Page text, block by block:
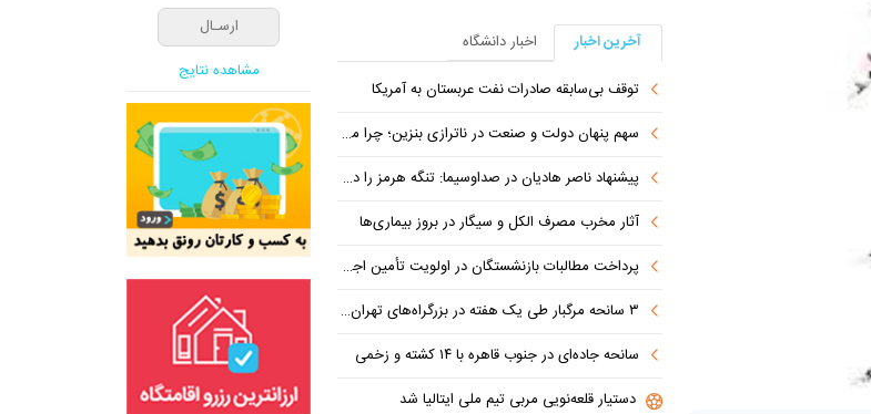
آخرین اخبار
اخبار دانشگاه
توقف بی‌سابقه صادرات نفت عربستان به آمریکا
سهم پنهان دولت و صنعت در ناترازی بنزین؛ چرا مردم مقصر اصلی نیستند؟
پیشنهاد ناصر هادیان در صداوسیما: تنگه هرمز را در ازای رفع تحریم معامله کنیم
آثار مخرب مصرف الکل و سیگار در بروز بیماری‌ها
پرداخت مطالبات بازنشستگان در اولویت تأمین اجتماعی؛ پیگیری برای تأمین منابع ادامه دارد
۳ سانحه مرگبار طی یک هفته در بزرگراه‌های تهران؛ هشدار دوباره به رانندگان و عابران
سانحه جاده‌ای در جنوب قاهره با ۱۴ کشته و زخمی
دستیار قلعه‌نویی مربی تیم ملی ایتالیا شد
مشاهده نتایج